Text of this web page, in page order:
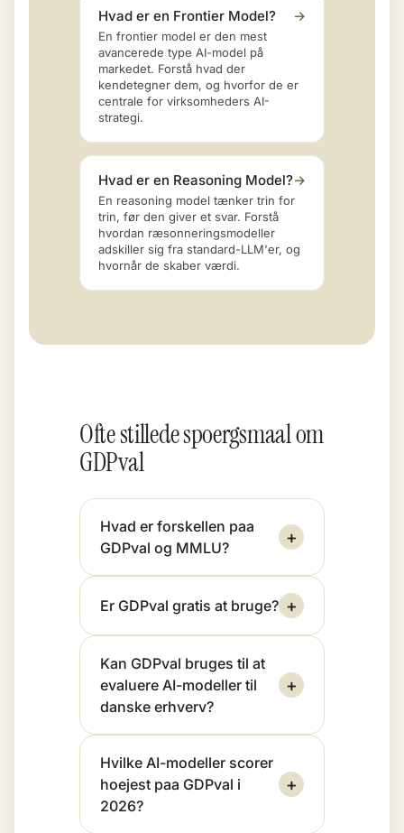
Hvad er en Frontier Model? →
En frontier model er den mest
avancerede type AI-model på
markedet. Forstå hvad der
kendetegner dem, og hvorfor de er
centrale for virksomheders AI-
strategi.
Hvad er en Reasoning Model?→
En reasoning model tænker trin for
trin, før den giver et svar. Forstå
hvordan ræsonneringsmodeller
adskiller sig fra standard-LLM'er, og
hvornår de skaber værdi.
Ofte stillede spoergsmaal om
GDPval
Hvad er forskellen paa
GDPval og MMLU?
+
Er GDPval gratis at bruge? +
Kan GDPval bruges til at
evaluere AI-modeller til
danske erhverv?
+
Hvilke AI-modeller scorer
hoejest paa GDPval i
2026?
+